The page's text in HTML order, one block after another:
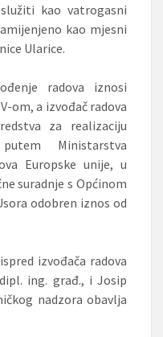
kao vatrogasni
kao mjesni
Ularice.
radova iznosi
om, a izvođač radova
za realizaciju
Ministarstva
Europske unije, u
suradnje s Općinom
odobren iznos od
izvođača radova
ing. građ., i Josip
nadzora obavlja